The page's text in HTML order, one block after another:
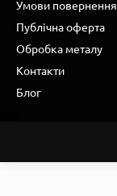
Умови повернення
Публічна оферта
Обробка металу
Контакти
Блог